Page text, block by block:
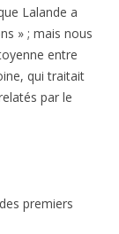
Lalande a
» ; mais nous
entre
qui traitait
par le
premiers